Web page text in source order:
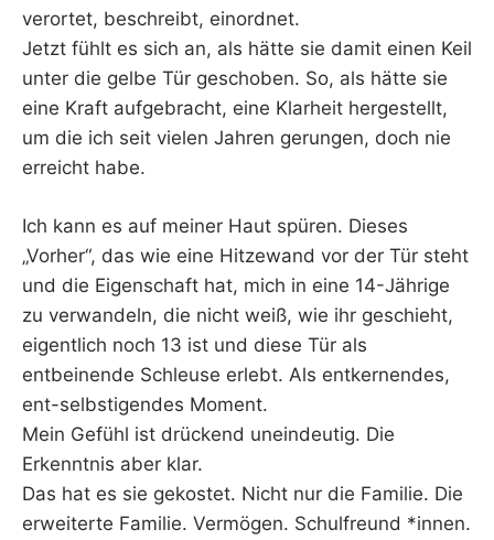
verortet, beschreibt, einordnet.
Jetzt fühlt es sich an, als hätte sie damit einen Keil
unter die gelbe Tür geschoben. So, als hätte sie
eine Kraft aufgebracht, eine Klarheit hergestellt,
um die ich seit vielen Jahren gerungen, doch nie
erreicht habe.
Ich kann es auf meiner Haut spüren. Dieses
„Vorher“, das wie eine Hitzewand vor der Tür steht
und die Eigenschaft hat, mich in eine 14-Jährige
zu verwandeln, die nicht weiß, wie ihr geschieht,
eigentlich noch 13 ist und diese Tür als
entbeinende Schleuse erlebt. Als entkernendes,
ent-selbstigendes Moment.
Mein Gefühl ist drückend uneindeutig. Die
Erkenntnis aber klar.
Das hat es sie gekostet. Nicht nur die Familie. Die
erweiterte Familie. Vermögen. Schulfreund *innen.